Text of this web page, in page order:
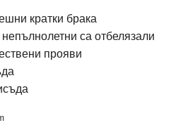
кратки брака
са отбелязали
прояви